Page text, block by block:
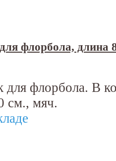
флорбола, длина
флорбола. В
см., мяч.